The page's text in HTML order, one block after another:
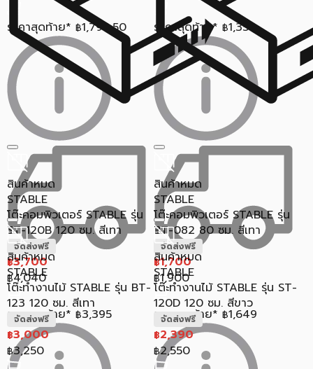
ราคาสุดท้าย* ฿1,794.50 ราคาสุดท้าย* ฿1,358
สินค้าหมด
STABLE
โต๊ะคอมพิวเตอร์ STABLE รุ่น
ST-120B 120 ซม. สีเทา
จัดส่งฟรี
฿3,700
฿4,040
ราคาสุดท้าย* ฿3,395
สินค้าหมด
STABLE
โต๊ะคอมพิวเตอร์ STABLE รุ่น
BT-082 80 ซม. สีเทา
จัดส่งฟรี
฿1,700
฿1,900
ราคาสุดท้าย* ฿1,649
สินค้าหมด
STABLE
โต๊ะทำงานไม้ STABLE รุ่น BT-
123 120 ซม. สีเทา
จัดส่งฟรี
฿3,000
฿3,250
สินค้าหมด
STABLE
โต๊ะทำงานไม้ STABLE รุ่น ST-
120D 120 ซม. สีขาว
จัดส่งฟรี
฿2,390
฿2,550